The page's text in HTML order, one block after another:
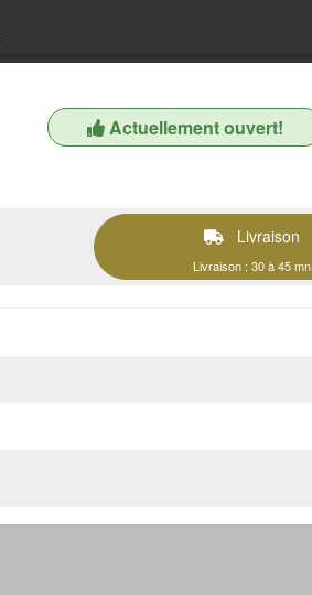
Actuellement ouvert!
Livraison
Livraison : 30 à 45 mn